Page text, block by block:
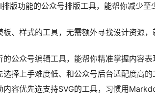
版功能的公众号排版工具，能帮你减少至
、样式的工具，无需额外寻找设计资源
公众号编辑工具，能帮你精准掌握内容表
择上手难度低、和公众号后台适配度高的
容优先选支持SVG的工具，习惯用